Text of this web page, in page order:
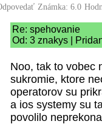
Známka: 6.0
Re: spehovanie
Od: 3 znakys |
Noo, tak to vobec
sukromie, ktore
operatorov su
a ios systemy su
povolilo